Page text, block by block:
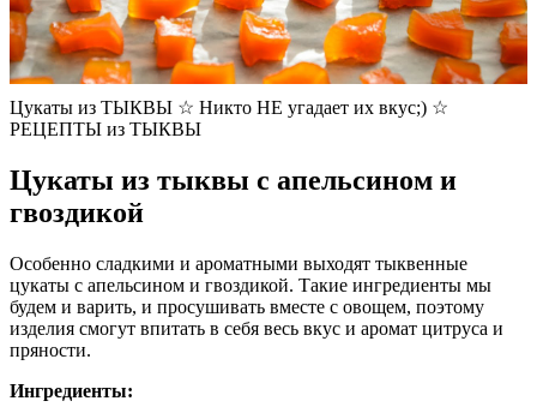
Цукаты из ТЫКВЫ ☆ Никто НЕ угадает их вкус;) ☆
РЕЦЕПТЫ из ТЫКВЫ
Цукаты из тыквы с апельсином и
гвоздикой
Особенно сладкими и ароматными выходят тыквенные
цукаты с апельсином и гвоздикой. Такие ингредиенты мы
будем и варить, и просушивать вместе с овощем, поэтому
изделия смогут впитать в себя весь вкус и аромат цитруса и
пряности.
Ингредиенты: